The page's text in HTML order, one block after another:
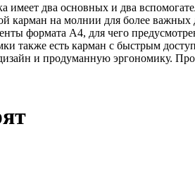
два основных и два
карман на молнии для более
формата А4, для чего
также есть карман с быстрым
и продуманную эргономику.